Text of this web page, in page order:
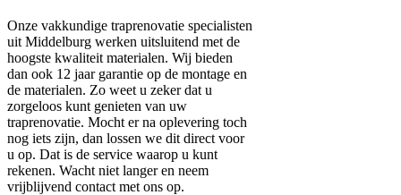
Onze vakkundige traprenovatie specialisten
uit Middelburg werken uitsluitend met de
hoogste kwaliteit materialen. Wij bieden
dan ook 12 jaar garantie op de montage en
de materialen. Zo weet u zeker dat u
zorgeloos kunt genieten van uw
traprenovatie. Mocht er na oplevering toch
nog iets zijn, dan lossen we dit direct voor
u op. Dat is de service waarop u kunt
rekenen. Wacht niet langer en neem
vrijblijvend contact met ons op.